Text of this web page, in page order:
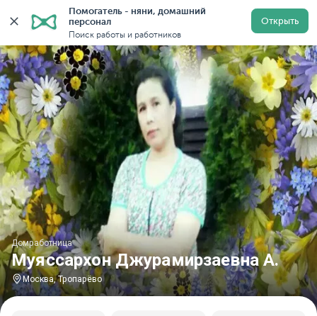
Помогатель - няни, домашний
персонал
Поиск работы и работников
Открыть
Главная Домработницы Домработницы в Москве
Муяссархон Джурамирзаевна А.
Домработница
Москва, Тропарёво